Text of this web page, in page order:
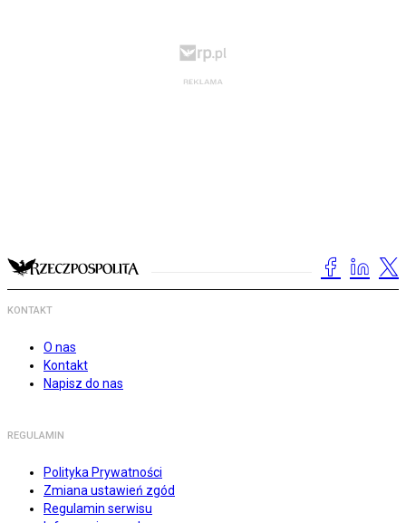
KONTAKT
O nas
Kontakt
Napisz do nas
REGULAMIN
Polityka Prywatności
Zmiana ustawień zgód
Regulamin serwisu